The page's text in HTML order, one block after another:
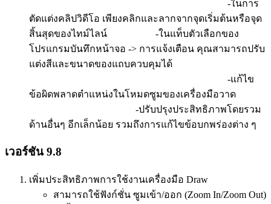
-ในการ
ตัดแต่งคลิปวิดีโอ เพียงคลิกและลากจากจุดเริ่มต้นหรือจุด
สิ้นสุดของไทม์ไลน์ -ในแท็บตัวเลือกของ
โปรแกรมบันทึกหน้าจอ -> การแจ้งเตือน คุณสามารถปรับ
แต่งสีและขนาดของแถบควบคุมได้
-แก้ไข
ข้อผิดพลาดตำแหน่งในโหมดซูมของเครื่องมือวาด
-ปรับปรุงประสิทธิภาพโดยรวม
ด้านอื่นๆ อีกเล็กน้อย รวมถึงการแก้ไขข้อบกพร่องต่าง ๆ
เวอร์ชัน 9.8
เพิ่มประสิทธิภาพการใช้งานเครื่องมือ Draw
สามารถใช้ฟังก์ชั่น ซูมเข้า/ออก (Zoom In/Zoom Out)